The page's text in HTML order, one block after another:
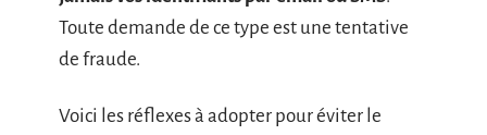
Toute demande de ce type est une tentative
de fraude.
Voici les réflexes à adopter pour éviter le